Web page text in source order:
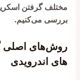
مختلف گرفتن
بررسی می‌کنیم.
روش‌های اصلی
های اندرویدی